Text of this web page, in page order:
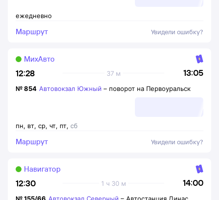
ежедневно
Маршрут Увидели ошибку?
12:28 13:05
37 м
МихАвто
пн, вт, ср, чт, пт, сб
№854 Автовокзал Южный – поворот на Первоуральск
Маршрут Увидели ошибку?
12:30 14:00
1 ч 30 м
Навигатор